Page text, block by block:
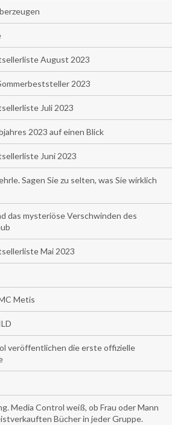
August 2023
2023
Juli 2023
2023 auf einen Blick
Juni 2023
Sagen Sie zu selten, was Sie wirklich
das mysteriöse Verschwinden des
Mai 2023
Metis
veröffentlichen die erste offizielle
Media Control weiß, ob Frau oder Mann
Bücher in jeder Gruppe.